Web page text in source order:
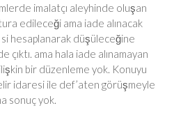
imalatçı aleyhinde oluşan
edileceği ama iade alınacak
si hesaplanarak düşüleceğine
ama hala iade alınamayan
bir düzenleme yok. Konuyu
idaresi ile def’aten görüşmeyle
sonuç yok.